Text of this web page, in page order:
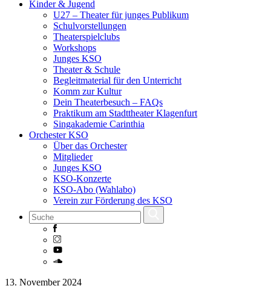
Kinder & Jugend
U27 – Theater für junges Publikum
Schulvorstellungen
Theaterspielclubs
Workshops
Junges KSO
Theater & Schule
Begleitmaterial für den Unterricht
Komm zur Kultur
Dein Theaterbesuch – FAQs
Praktikum am Stadttheater Klagenfurt
Singakademie Carinthia
Orchester KSO
Über das Orchester
Mitglieder
Junges KSO
KSO-Konzerte
KSO-Abo (Wahlabo)
Verein zur Förderung des KSO
Skip
13. November 2024